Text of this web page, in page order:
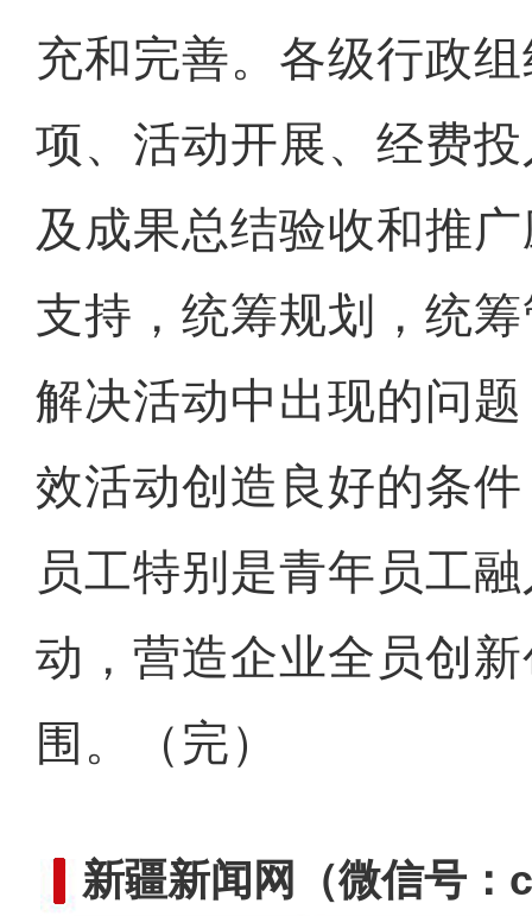
充和完善。各级行政
项、活动开展、经费
及成果总结验收和推
支持，统筹规划，统
解决活动中出现的问
效活动创造良好的条
员工特别是青年员工
动，营造企业全员创
围。（完）
新疆新闻网 （微信号
成群结伴的盘羊 鹅喉羚